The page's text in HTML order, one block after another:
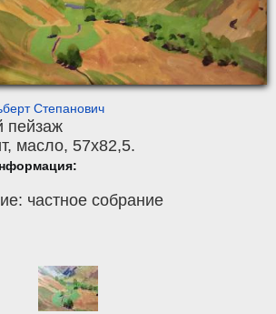
Степанович
пейзаж
, масло, 57x82,5.
частное собрание